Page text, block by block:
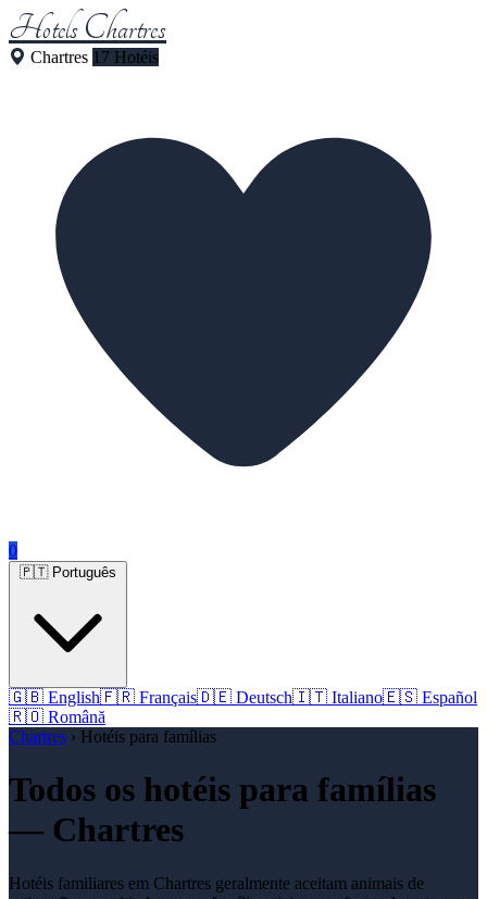
Hotels Chartres
Chartres 17 Hotéis
0
🇬🇧 English🇫🇷 Français🇩🇪 Deutsch🇮🇹 Italiano🇪🇸 Español
🇷🇴 Română
Chartres › Hotéis para famílias
Todos os hotéis para famílias
— Chartres
Hotéis familiares em Chartres geralmente aceitam animais de